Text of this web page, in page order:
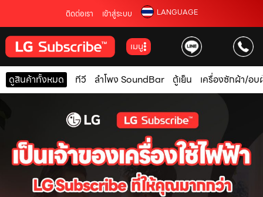
ติดต่อเรา เข้าสู่ระบบ LANGUAGE
เมนู
ดูสินค้าทั้งหมด ทีวี ลำโพง SoundBar ตู้เย็น เครื่องซักผ้า/อบ